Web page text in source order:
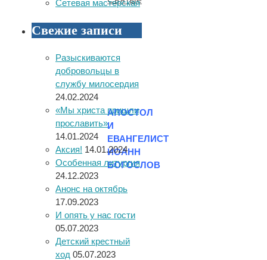
АПОСТОЛ
И
ЕВАНГЕЛИСТ
ИОАНН
БОГОСЛОВ
Сетевая мастерская
Свежие записи
Разыскиваются
добровольцы в
службу милосердия
24.02.2024
«Мы христа пришли
прославить»
14.01.2024
Аксия! 14.01.2024
Особенная литургия
24.12.2023
Анонс на октябрь
17.09.2023
И опять у нас гости
05.07.2023
Детский крестный
ход 05.07.2023